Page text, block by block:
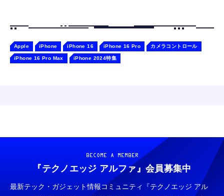
Apple iPhone iPhone 16 iPhone 16 Pro カメラコントロール
iPhone 16 Pro Max iPhone 2024特集
BECOME A MEMBER
『テクノエッジ アルファ』 会員募集中
最新テック・ガジェット情報コミュニティ『テクノエッジ アル